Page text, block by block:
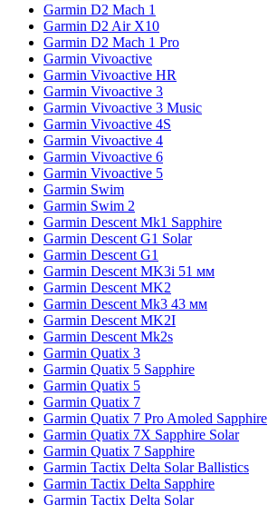
Garmin D2 Mach 1
Garmin D2 Air X10
Garmin D2 Mach 1 Pro
Garmin Vivoactive
Garmin Vivoactive HR
Garmin Vivoactive 3
Garmin Vivoactive 3 Music
Garmin Vivoactive 4S
Garmin Vivoactive 4
Garmin Vivoactive 6
Garmin Vivoactive 5
Garmin Swim
Garmin Swim 2
Garmin Descent Mk1 Sapphire
Garmin Descent G1 Solar
Garmin Descent G1
Garmin Descent MK3i 51 мм
Garmin Descent MK2
Garmin Descent Mk3 43 мм
Garmin Descent MK2I
Garmin Descent Mk2s
Garmin Quatix 3
Garmin Quatix 5 Sapphire
Garmin Quatix 5
Garmin Quatix 7
Garmin Quatix 7 Pro Amoled Sapphire
Garmin Quatix 7X Sapphire Solar
Garmin Quatix 7 Sapphire
Garmin Tactix Delta Solar Ballistics
Garmin Tactix Delta Sapphire
Garmin Tactix Delta Solar